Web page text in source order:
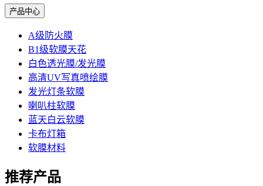
产品中心
A级防火膜
B1级软膜天花
白色透光膜/发光膜
高清UV写真喷绘膜
发光灯条软膜
喇叭柱软膜
蓝天白云软膜
卡布灯箱
软膜材料
推荐产品